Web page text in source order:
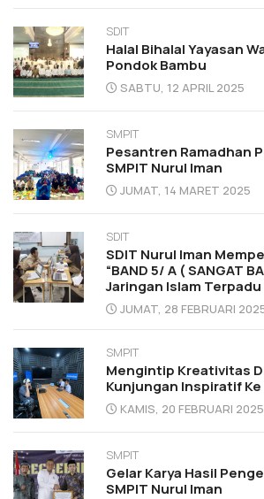
SDIT
Halal Bihalal Yayasan
Pondok Bambu
SABTU, 12 APRIL 2025
SMPIT
Pesantren Ramadhan
SMPIT Nurul Iman
JUMAT, 14 MARET 2025
SDIT
SDIT Nurul Iman
“BAND 5/ A ( SANGAT
Jaringan Islam
JUMAT, 28 FEBRUARI
SMPIT
Mengintip Kreativitas
Kunjungan Inspiratif
KAMIS, 20 FEBRUARI 2025
SMPIT
Gelar Karya Hasil
SMPIT Nurul Iman